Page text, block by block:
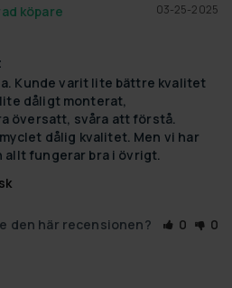
03-25-2025
Kunde varit lite bättre kvalitet
dåligt monterat,
översatt, svåra att förstå.
dålig kvalitet. Men vi har
allt fungerar bra i övrigt.
den här recensionen? 0 0